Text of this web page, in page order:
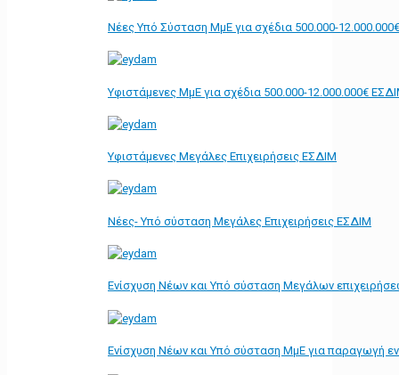
Νέες Υπό Σύσταση ΜμΕ για σχέδια 500.000-
Υφιστάμενες ΜμΕ για σχέδια 500.000-12.000.000€
Υφιστάμενες Μεγάλες Επιχειρήσεις ΕΣΔΙΜ
Νέες- Υπό σύσταση Μεγάλες Επιχειρήσεις ΕΣΔΙΜ
Ενίσχυση Νέων και Υπό σύσταση Μεγάλων
Ενίσχυση Νέων και Υπό σύσταση ΜμΕ για παραγωγή